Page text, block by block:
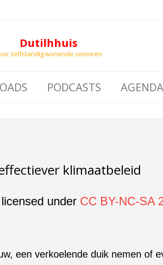
Dutilhhuis
zelfstandig wonende senioren
PODCASTS AGENDA
klimaatbeleid
under CC BY-NC-SA
een verkoelende duik nemen of